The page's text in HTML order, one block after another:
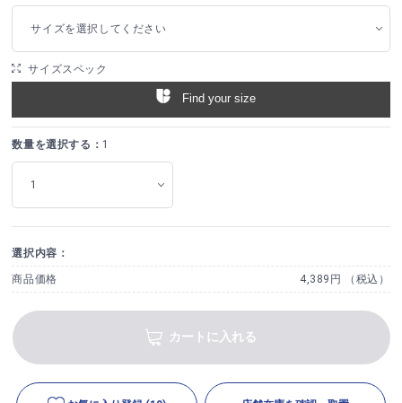
サイズを選択してください
サイズスペック
Find your size
数量を選択する： 1
選択内容：
商品価格 4,389円 （税込）
カートに入れる